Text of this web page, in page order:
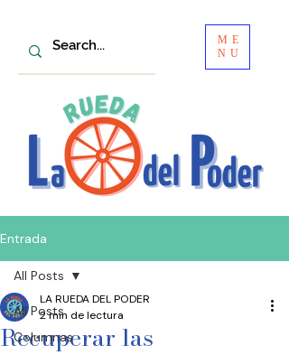
ME
NU
Entrada
All Posts
Columnas
All Posts
Recuperar las
LA RUEDA DEL PODER
2 min de lectura